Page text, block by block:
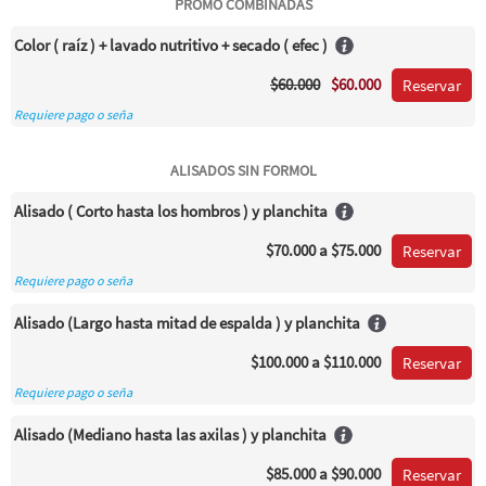
PROMO COMBINADAS
Color ( raíz ) + lavado nutritivo + secado ( efec )
$60.000 $60.000 Reservar
Requiere pago o seña
ALISADOS SIN FORMOL
Alisado ( Corto hasta los hombros ) y planchita
$70.000a $75.000 Reservar
Requiere pago o seña
Alisado (Largo hasta mitad de espalda ) y planchita
$100.000a $110.000 Reservar
Requiere pago o seña
Alisado (Mediano hasta las axilas ) y planchita
$85.000a $90.000 Reservar